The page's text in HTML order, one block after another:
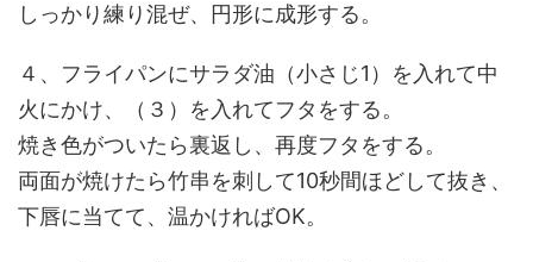
しっかり練り混ぜ、円形に成形する。
４、フライパンにサラダ油（小さじ1）を入れて中
火にかけ、（３）を入れてフタをする。
焼き色がついたら裏返し、再度フタをする。
両面が焼けたら竹串を刺して10秒間ほどして抜き、
下唇に当てて、温かければOK。